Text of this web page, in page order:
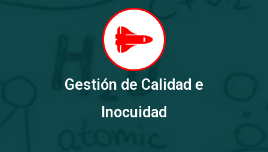
Gestión de Calidad e
Inocuidad